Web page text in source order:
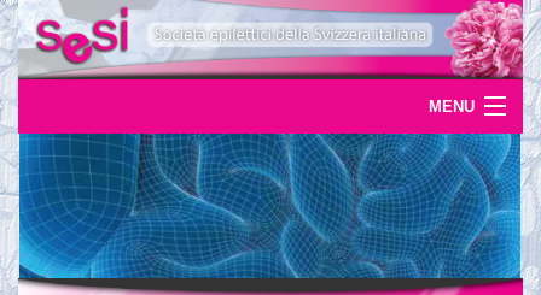
MENU
Home
Uscite
Eventi